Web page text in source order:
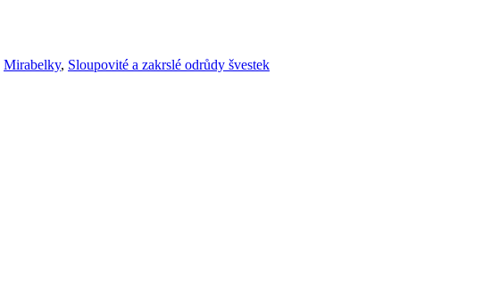
Mirabelky, Sloupovité a zakrslé odrůdy švestek